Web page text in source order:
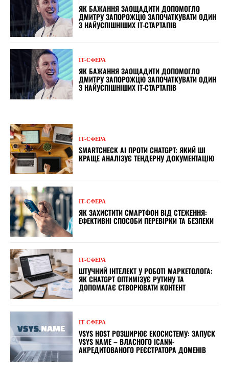
ЯК БАЖАННЯ ЗАОЩАДИТИ ДОПОМОГЛО
ДМИТРУ ЗАПОРОЖЦЮ ЗАПОЧАТКУВАТИ ОДИН
З НАЙУСПІШНІШИХ ІТ-СТАРТАПІВ
ІТ-СФЕРА
ЯК БАЖАННЯ ЗАОЩАДИТИ ДОПОМОГЛО
ДМИТРУ ЗАПОРОЖЦЮ ЗАПОЧАТКУВАТИ ОДИН
З НАЙУСПІШНІШИХ ІТ-СТАРТАПІВ
ІТ-СФЕРА
SMARTCHECK AI ПРОТИ CHATGPT: ЯКИЙ ШІ
КРАЩЕ АНАЛІЗУЄ ТЕНДЕРНУ ДОКУМЕНТАЦІЮ
ІТ-СФЕРА
ЯК ЗАХИСТИТИ СМАРТФОН ВІД СТЕЖЕННЯ:
ЕФЕКТИВНІ СПОСОБИ ПЕРЕВІРКИ ТА БЕЗПЕКИ
ІТ-СФЕРА
ШТУЧНИЙ ІНТЕЛЕКТ У РОБОТІ МАРКЕТОЛОГА:
ЯК CHATGPT ОПТИМІЗУЄ РУТИНУ ТА
ДОПОМАГАЄ СТВОРЮВАТИ КОНТЕНТ
ІТ-СФЕРА
VSYS HOST РОЗШИРЮЄ ЕКОСИСТЕМУ: ЗАПУСК
VSYS NAME – ВЛАСНОГО ICANN-
АКРЕДИТОВАНОГО РЕЄСТРАТОРА ДОМЕНІВ